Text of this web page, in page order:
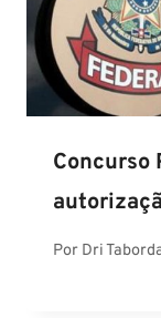
Concurso
Por Dri